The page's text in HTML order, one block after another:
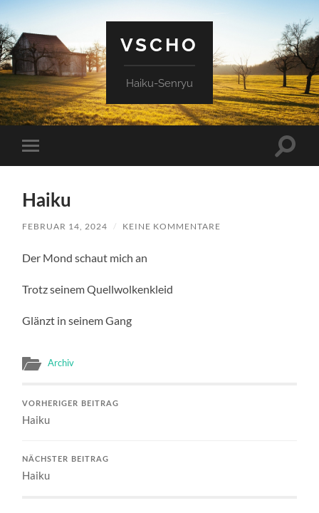
VSCHO
Haiku-Senryu
Mobile-
Menü
Haiku
FEBRUAR 14, 2024 / KEINE KOMMENTARE
Der Mond schaut mich an
Trotz seinem Quellwolkenkleid
Glänzt in seinem Gang
Archiv
VORHERIGER BEITRAG
Haiku
NÄCHSTER BEITRAG
Haiku